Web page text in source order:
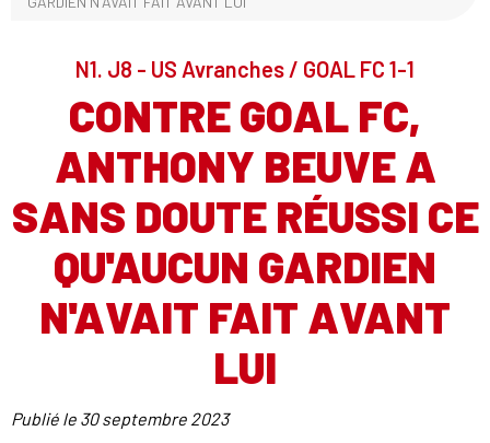
N1. J8 - US Avranches / GOAL FC 1-1
CONTRE GOAL FC,
ANTHONY BEUVE A
SANS DOUTE RÉUSSI CE
QU'AUCUN GARDIEN
N'AVAIT FAIT AVANT
LUI
Publié le 30 septembre 2023